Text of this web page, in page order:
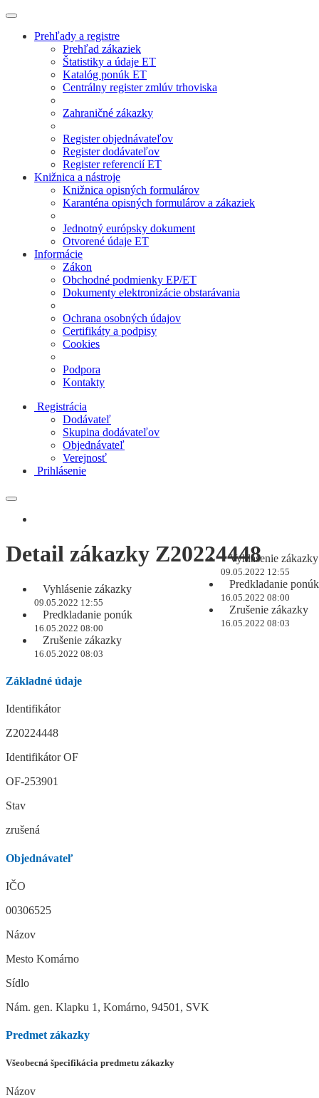
Prehľady a registre
Prehľad zákaziek
Štatistiky a údaje ET
Katalóg ponúk ET
Centrálny register zmlúv trhoviska
Zahraničné zákazky
Register objednávateľov
Register dodávateľov
Register referencií ET
Knižnica a nástroje
Knižnica opisných formulárov
Karanténa opisných formulárov a zákaziek
Jednotný európsky dokument
Otvorené údaje ET
Informácie
Zákon
Obchodné podmienky EP/ET
Dokumenty elektronizácie obstarávania
Ochrana osobných údajov
Certifikáty a podpisy
Cookies
Podpora
Kontakty
Registrácia
Dodávateľ
Skupina dodávateľov
Objednávateľ
Verejnosť
Prihlásenie
Vyhlásenie zákazky
09.05.2022 12:55
Predkladanie ponúk
16.05.2022 08:00
Zrušenie zákazky
16.05.2022 08:03
Detail zákazky Z20224448
Vyhlásenie zákazky
09.05.2022 12:55
Predkladanie ponúk
16.05.2022 08:00
Zrušenie zákazky
16.05.2022 08:03
Základné údaje
Identifikátor
Z20224448
Identifikátor OF
OF-253901
Stav
zrušená
Objednávateľ
IČO
00306525
Názov
Mesto Komárno
Sídlo
Nám. gen. Klapku 1, Komárno, 94501, SVK
Predmet zákazky
Všeobecná špecifikácia predmetu zákazky
Názov